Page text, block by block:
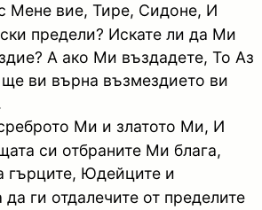
Мене вие, Тире, Сидоне, И
предели? Искате ли да Ми
А ако Ми въздадете, То Аз
ще ви върна възмездието ви
Ми и златото Ми, И
си отбраните Ми блага,
гърците, Юдейците и
ги отдалечите от пределите